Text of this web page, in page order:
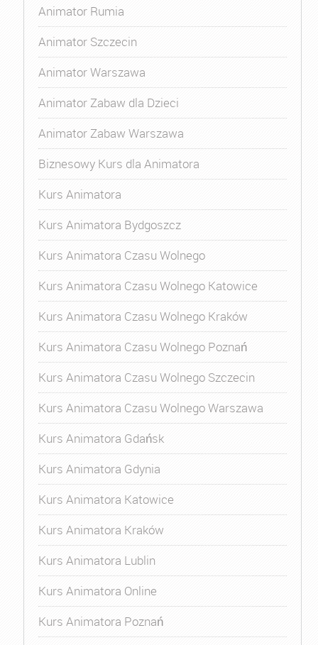
Animator Rumia
Animator Szczecin
Animator Warszawa
Animator Zabaw dla Dzieci
Animator Zabaw Warszawa
Biznesowy Kurs dla Animatora
Kurs Animatora
Kurs Animatora Bydgoszcz
Kurs Animatora Czasu Wolnego
Kurs Animatora Czasu Wolnego Katowice
Kurs Animatora Czasu Wolnego Kraków
Kurs Animatora Czasu Wolnego Poznań
Kurs Animatora Czasu Wolnego Szczecin
Kurs Animatora Czasu Wolnego Warszawa
Kurs Animatora Gdańsk
Kurs Animatora Gdynia
Kurs Animatora Katowice
Kurs Animatora Kraków
Kurs Animatora Lublin
Kurs Animatora Online
Kurs Animatora Poznań